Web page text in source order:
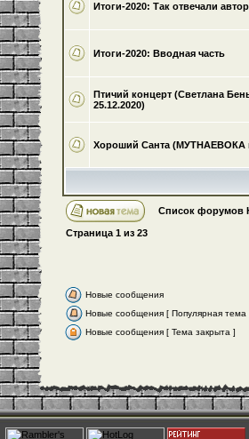
Итоги-2020: Так отвечали
Итоги-2020: Вводная часть
Птичий концерт (Светлана
25.12.2020)
Хороший Санта (МУТНАЕВОКА
Список форумов
Страница 1 из 23
Новые сообщения
Новые сообщения [ Популярная тема
Новые сообщения [ Тема закрыта ]